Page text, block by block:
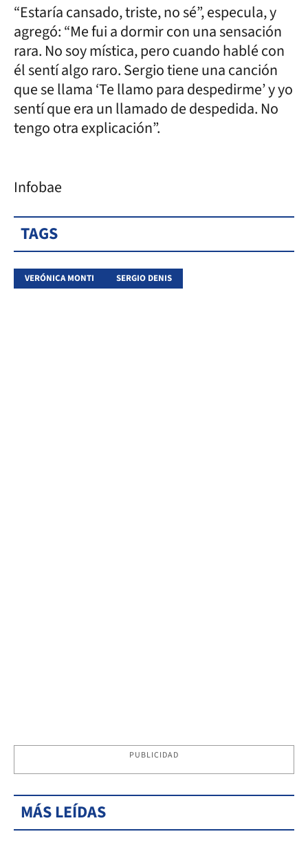
“Estaría cansado, triste, no sé”, especula, y
agregó: “Me fui a dormir con una sensación
rara. No soy mística, pero cuando hablé con
él sentí algo raro. Sergio tiene una canción
que se llama ‘Te llamo para despedirme’ y yo
sentí que era un llamado de despedida. No
tengo otra explicación”.
Infobae
TAGS
VERÓNICA MONTI SERGIO DENIS
PUBLICIDAD
MÁS LEÍDAS